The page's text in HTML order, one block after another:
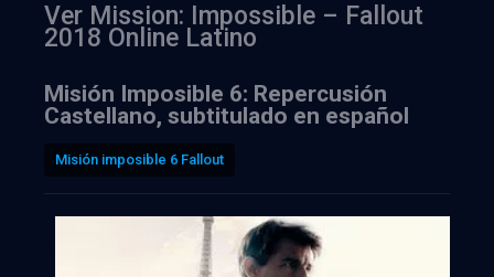
Ver Mission: Impossible – Fallout
2018 Online Latino
Misión Imposible 6: Repercusión
Castellano, subtitulado en español
Misión imposible 6 Fallout